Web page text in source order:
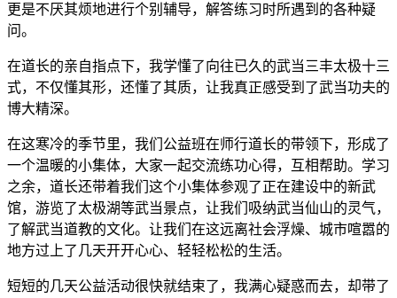
更是不厌其烦地进行个别辅导，解答练习时所遇到的各种疑
问。
在道长的亲自指点下，我学懂了向往已久的武当三丰太极十三
式，不仅懂其形，还懂了其质，让我真正感受到了武当功夫的
博大精深。
在这寒冷的季节里，我们公益班在师行道长的带领下，形成了
一个温暖的小集体，大家一起交流练功心得，互相帮助。学习
之余，道长还带着我们这个小集体参观了正在建设中的新武
馆，游览了太极湖等武当景点，让我们吸纳武当仙山的灵气，
了解武当道教的文化。让我们在这远离社会浮燥、城市喧嚣的
地方过上了几天开开心心、轻轻松松的生活。
短短的几天公益活动很快就结束了，我满心疑惑而去，却带了